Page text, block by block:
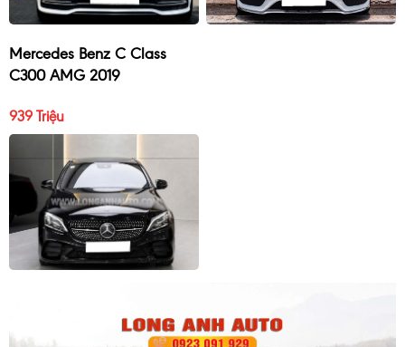
Mercedes Benz C Class
C300 AMG 2019
939 Triệu